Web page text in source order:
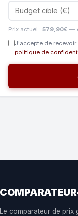
Prix actuel : 579,90€ —
J'accepte de
politique de
Le comparateur de prix